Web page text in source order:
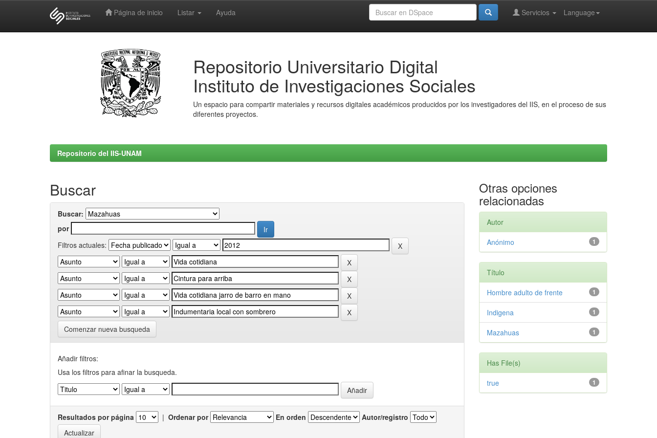
Página de inicio Listar Ayuda Language
Servicios
Repositorio Universitario Digital
Instituto de Investigaciones Sociales
Un espacio para compartir materiales y recursos digitales académicos producidos por los investigadores del IIS, en el proceso de sus
diferentes proyectos.
Repositorio del IIS-UNAM
Buscar
Buscar:
por
Filtros actuales:
Comenzar nueva busqueda
Añadir filtros:
Usa los filtros para afinar la busqueda.
Resultados por página | Ordenar por En orden Autor/registro
Otras opciones
relacionadas
Autor
1
Anónimo
Título
1
Hombre adulto de frente
1
Indigena
1
Mazahuas
Has File(s)
1
true